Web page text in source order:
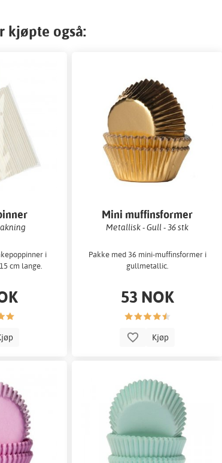
kjøpte også:
i
cm lange.
Mini muffinsformer
Metallisk - Gull - 36 stk
Pakke med 36 mini-muffinsformer i
gullmetallic.
53 NOK
Kjøp